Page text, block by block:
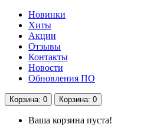
Новинки
Хиты
Акции
Отзывы
Контакты
Новости
Обновления ПО
Корзина: 0 Корзина: 0
Ваша корзина пуста!